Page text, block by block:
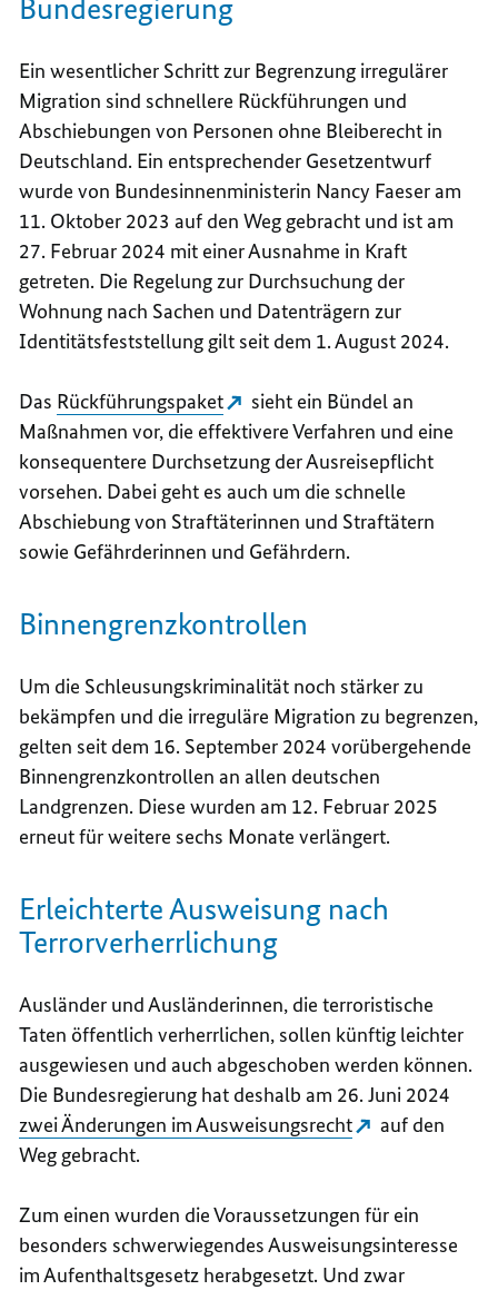
Bundesregierung
Ein wesentlicher Schritt zur Begrenzung irregulärer
Migration sind schnellere Rückführungen und
Abschiebungen von Personen ohne Bleiberecht in
Deutschland. Ein entsprechender Gesetzentwurf
wurde von Bundesinnenministerin Nancy Faeser am
11. Oktober 2023 auf den Weg gebracht und ist am
27. Februar 2024 mit einer Ausnahme in Kraft
getreten. Die Regelung zur Durchsuchung der
Wohnung nach Sachen und Datenträgern zur
Identitätsfeststellung gilt seit dem 1. August 2024.
Das Rückführungspaket
sieht ein Bündel an
Maßnahmen vor, die effektivere Verfahren und eine
konsequentere Durchsetzung der Ausreisepflicht
vorsehen. Dabei geht es auch um die schnelle
Abschiebung von Straftäterinnen und Straftätern
sowie Gefährderinnen und Gefährdern.
Binnengrenzkontrollen
Um die Schleusungskriminalität noch stärker zu
bekämpfen und die irreguläre Migration zu begrenzen,
gelten seit dem 16. September 2024 vorübergehende
Binnengrenzkontrollen an allen deutschen
Landgrenzen. Diese wurden am 12. Februar 2025
erneut für weitere sechs Monate verlängert.
Erleichterte Ausweisung nach
Terrorverherrlichung
Ausländer und Ausländerinnen, die terroristische
Taten öffentlich verherrlichen, sollen künftig leichter
ausgewiesen und auch abgeschoben werden können.
Die Bundesregierung hat deshalb am 26. Juni 2024
zwei Änderungen im Ausweisungsrecht
auf den
Weg gebracht.
Zum einen wurden die Voraussetzungen für ein
besonders schwerwiegendes Ausweisungsinteresse
im Aufenthaltsgesetz herabgesetzt. Und zwar